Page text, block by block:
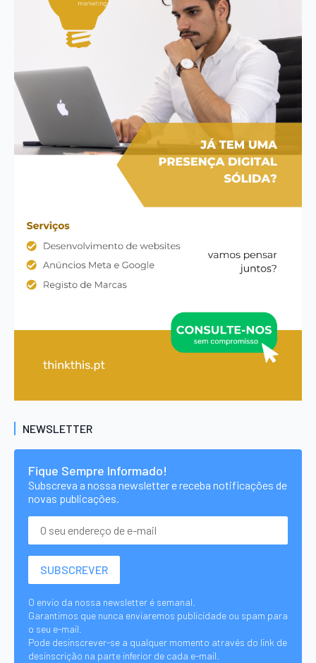
NEWSLETTER
Fique Sempre Informado!
Subscreva a nossa newsletter e receba notificações de
novas publicações.
O envio da nossa newsletter é semanal.
Garantimos que nunca enviaremos publicidade ou spam para
o seu e-mail.
Pode desinscrever-se a qualquer momento através do link de
desinscrição na parte inferior de cada e-mail.